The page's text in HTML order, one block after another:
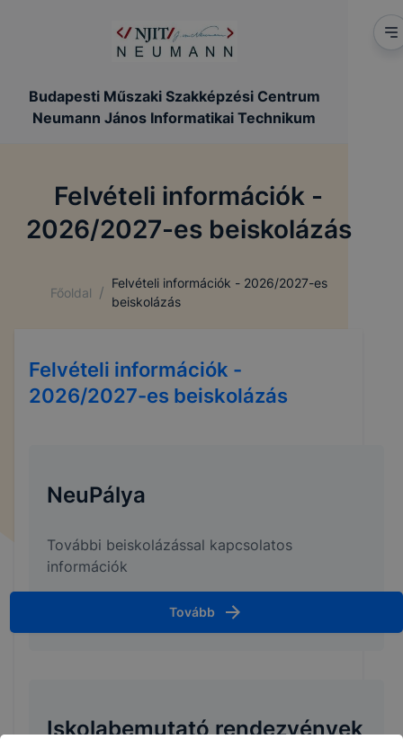
Budapesti Műszaki Szakképzési Centrum
Neumann János Informatikai Technikum
Felvételi információk -
2026/2027-es beiskolázás
Főoldal /
Felvételi információk - 2026/2027-es
beiskolázás
Felvételi információk -
2026/2027-es beiskolázás
NeuPálya
További beiskolázással kapcsolatos
információk
Tovább
Iskolabemutató rendezvények